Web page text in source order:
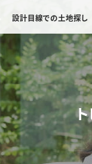
設計目線での土地探し